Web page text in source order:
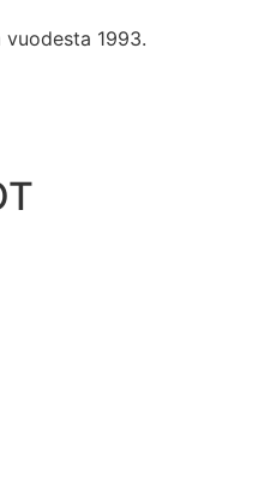
vuodesta 1993.